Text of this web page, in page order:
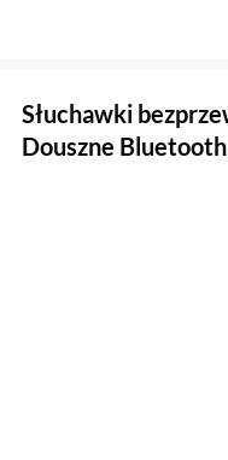
Słuchawki
Douszne